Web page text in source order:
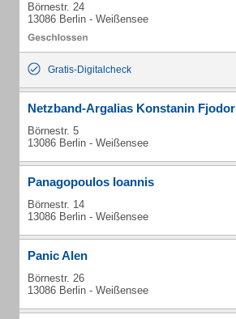
Börnestr. 24
13086 Berlin - Weißensee
Gratis-Digitalcheck
Netzband-Argalias Konstanin Fjodor
Börnestr. 5
13086 Berlin - Weißensee
Panagopoulos Ioannis
Börnestr. 14
13086 Berlin - Weißensee
Panic Alen
Börnestr. 26
13086 Berlin - Weißensee